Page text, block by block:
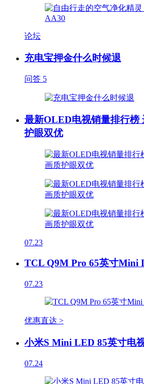
论坛
充电宝押金什么时候退
问答 5
最新OLED电视销量排行榜
护眼双优
07.23
TCL Q9M Pro 65英寸Mini
07.23
优惠直达 >
小米S Mini LED 85英寸电
07.24